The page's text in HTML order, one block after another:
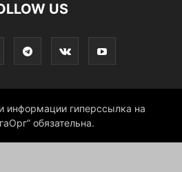
US
информации гиперссылка на
обязательна.